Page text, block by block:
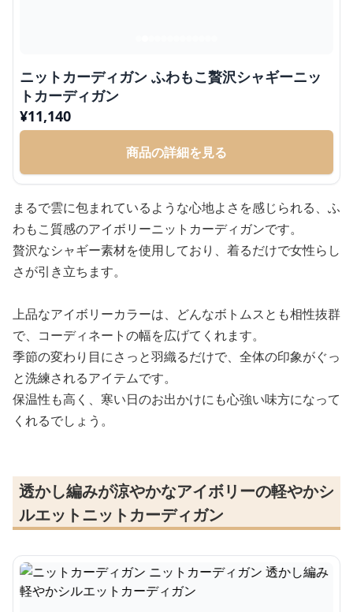
ニットカーディガン ふわもこ贅沢シャギーニッ
トカーディガン
¥11,140
商品の詳細を見る
まるで雲に包まれているような心地よさを感じられる、ふ
わもこ質感のアイボリーニットカーディガンです。
贅沢なシャギー素材を使用しており、着るだけで女性らし
さが引き立ちます。
上品なアイボリーカラーは、どんなボトムスとも相性抜群
で、コーディネートの幅を広げてくれます。
季節の変わり目にさっと羽織るだけで、全体の印象がぐっ
と洗練されるアイテムです。
保温性も高く、寒い日のお出かけにも心強い味方になって
くれるでしょう。
透かし編みが涼やかなアイボリーの軽やかシ
ルエットニットカーディガン